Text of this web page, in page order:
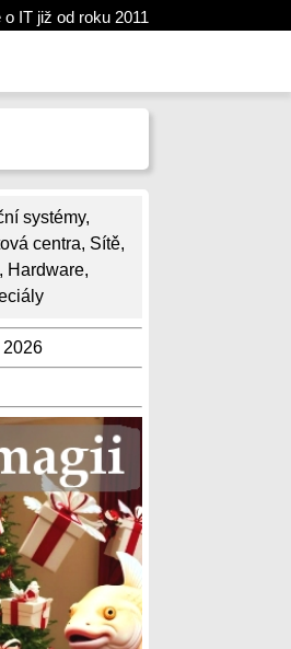
IT již od roku 2011
systémy,
centra, Sítě,
, Hardware,
2026